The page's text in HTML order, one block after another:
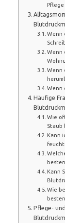
Pflege
Wenn
Wenn
Wenn
Wenn
Häufige
Wie
Staub
Kann
Kann
Wie
Pflege-